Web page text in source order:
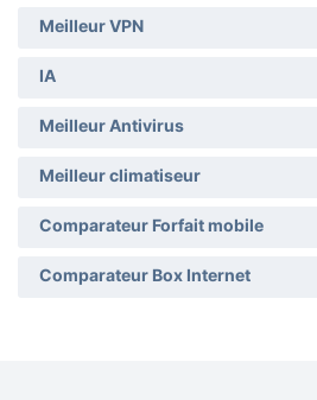
Meilleur VPN
IA
Meilleur Antivirus
Meilleur climatiseur
Comparateur Forfait mobile
Comparateur Box Internet